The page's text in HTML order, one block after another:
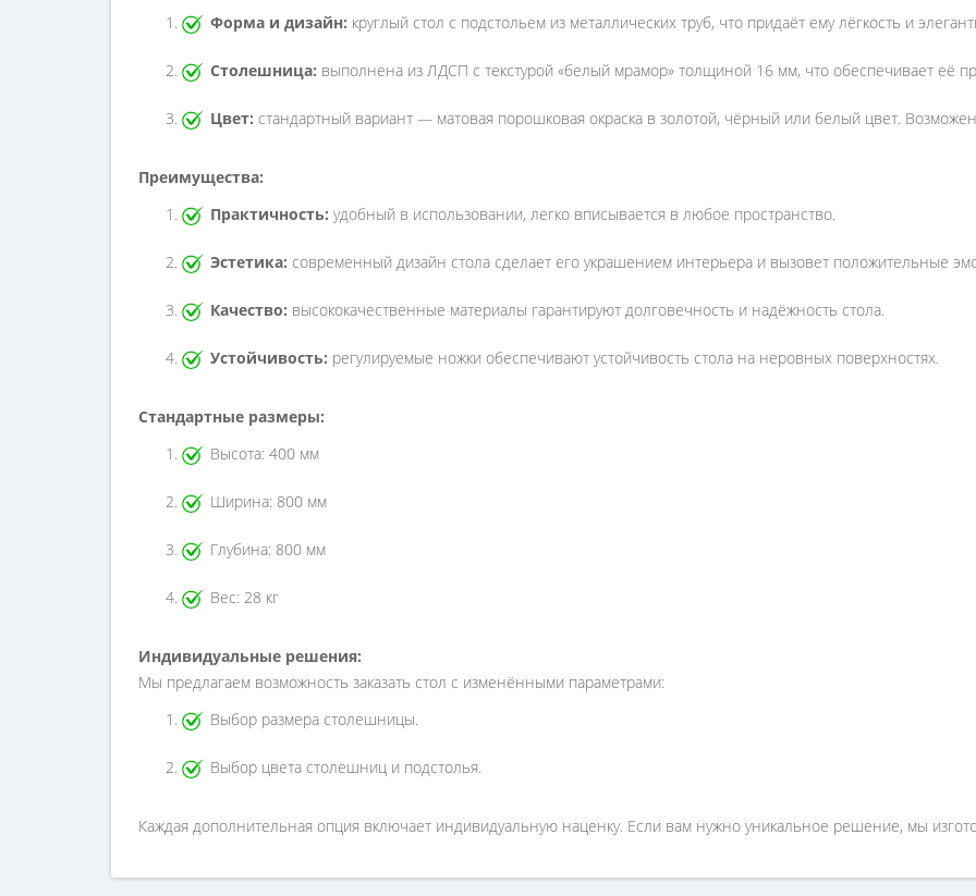
Форма и дизайн: круглый стол с подстольем из металлических труб, что придаёт ему лёгкость и
Столешница: выполнена из ЛДСП с текстурой «белый мрамор» толщиной 16 мм, что обеспечивает её
Цвет: стандартный вариант — матовая порошковая окраска в золотой, чёрный или белый цвет.
Преимущества:
Практичность: удобный в использовании, легко вписывается в любое пространство.
Эстетика: современный дизайн стола сделает его украшением интерьера и вызовет положительные
Качество: высококачественные материалы гарантируют долговечность и надёжность стола.
Устойчивость: регулируемые ножки обеспечивают устойчивость стола на неровных поверхностях.
Стандартные размеры:
Высота: 400 мм
Ширина: 800 мм
Глубина: 800 мм
Вес: 28 кг
Индивидуальные решения:
Мы предлагаем возможность заказать стол с изменёнными параметрами:
Выбор размера столешницы.
Выбор цвета столешниц и подстолья.
Каждая дополнительная опция включает индивидуальную наценку. Если вам нужно уникальное решение, мы